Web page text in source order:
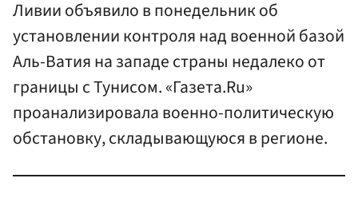
Ливии объявило в понедельник об
установлении контроля над военной базой
Аль-Ватия на западе страны недалеко от
границы с Тунисом. «Газета.Ru»
проанализировала военно-политическую
обстановку, складывающуюся в регионе.